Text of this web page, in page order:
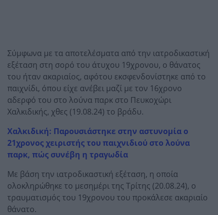
Σύμφωνα με τα αποτελέσματα από την ιατροδικαστική
εξέταση στη σορό του άτυχου 19χρονου, ο θάνατος
του ήταν ακαριαίος, αφότου εκσφενδονίστηκε από το
παιχνίδι, όπου είχε ανέβει μαζί με τον 16χρονο
αδερφό του στο λούνα παρκ στο Πευκοχώρι
Χαλκιδικής, χθες (19.08.24) το βράδυ.
Χαλκιδική: Παρουσιάστηκε στην αστυνομία ο
21χρονος χειριστής του παιχνιδιού στο λούνα
παρκ, πώς συνέβη η τραγωδία
Με βάση την ιατροδικαστική εξέταση, η οποία
ολοκληρώθηκε το μεσημέρι της Τρίτης (20.08.24), ο
τραυματισμός του 19χρονου του προκάλεσε ακαριαίο
θάνατο.